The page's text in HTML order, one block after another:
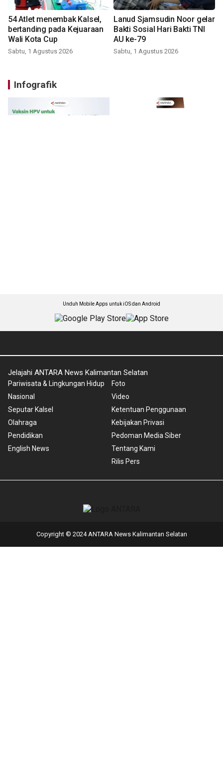
54 Atlet menembak Kalsel,
bertanding pada Kejuaraan
Wali Kota Cup
Sabtu, 1 Agustus 2026
Lanud Sjamsudin Noor gelar
Bakti Sosial Hari Bakti TNI
AU ke-79
Sabtu, 1 Agustus 2026
Infografik
Unduh Mobile Apps untuk iOS dan Android
Jelajahi ANTARA News Kalimantan Selatan
Pariwisata & Lingkungan Hidup
Nasional
Seputar Kalsel
Olahraga
Pendidikan
English News
Foto
Video
Ketentuan Penggunaan
Kebijakan Privasi
Pedoman Media Siber
Tentang Kami
Rilis Pers
Copyright © 2024 ANTARA News Kalimantan Selatan